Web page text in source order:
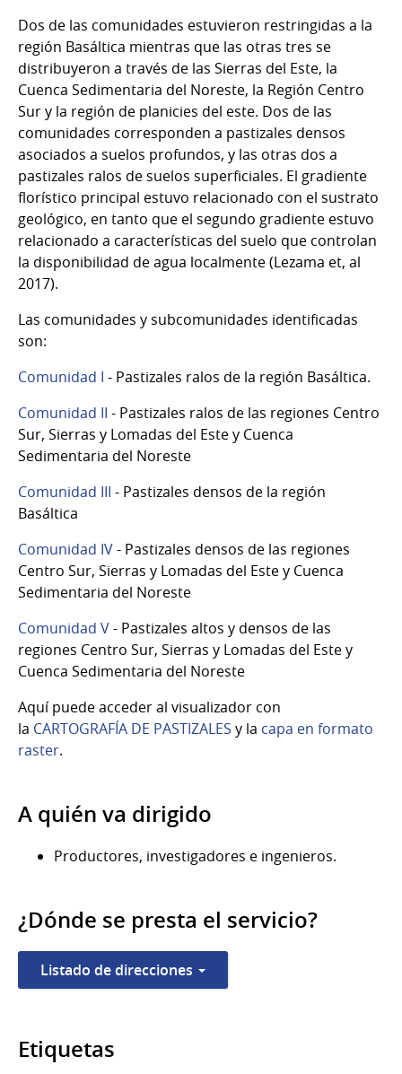
Dos de las comunidades estuvieron restringidas a la
región Basáltica mientras que las otras tres se
distribuyeron a través de las Sierras del Este, la
Cuenca Sedimentaria del Noreste, la Región Centro
Sur y la región de planicies del este. Dos de las
comunidades corresponden a pastizales densos
asociados a suelos profundos, y las otras dos a
pastizales ralos de suelos superficiales. El gradiente
florístico principal estuvo relacionado con el sustrato
geológico, en tanto que el segundo gradiente estuvo
relacionado a características del suelo que controlan
la disponibilidad de agua localmente (Lezama et, al
2017).
Las comunidades y subcomunidades identificadas
son:
Comunidad I - Pastizales ralos de la región Basáltica.
Comunidad II - Pastizales ralos de las regiones Centro
Sur, Sierras y Lomadas del Este y Cuenca
Sedimentaria del Noreste
Comunidad III - Pastizales densos de la región
Basáltica
Comunidad IV- Pastizales densos de las regiones
Centro Sur, Sierras y Lomadas del Este y Cuenca
Sedimentaria del Noreste
Comunidad V- Pastizales altos y densos de las
regiones Centro Sur, Sierras y Lomadas del Este y
Cuenca Sedimentaria del Noreste
Aquí puede acceder al visualizador con
la CARTOGRAFÍA DE PASTIZALES y la capa en formato
raster.
A quién va dirigido
Productores, investigadores e ingenieros.
¿Dónde se presta el servicio?
Listado de direcciones
Etiquetas